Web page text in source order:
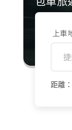
上車
距離 ：